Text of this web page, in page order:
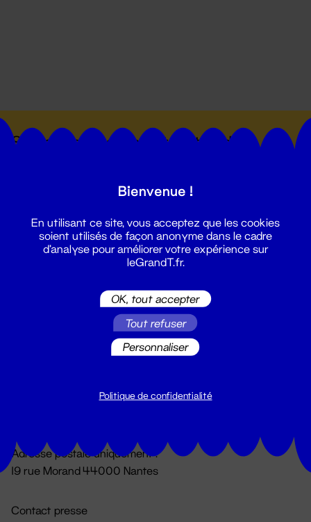
Suivez toutes les actualités du
Du lundi au vendredi 14h → 18h
Adresse postale uniquement :
19 rue Morand 44000 Nantes
Contact presse
Bienvenue !
En utilisant ce site, vous acceptez que les cookies
soient utilisés de façon anonyme dans le cadre
d'analyse pour améliorer votre expérience sur
leGrandT.fr.
OK, tout accepter
Tout refuser
Personnaliser
Politique de confidentialité